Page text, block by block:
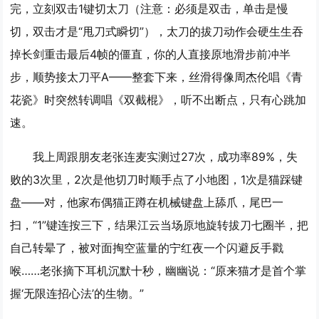
完，立刻双击1键切太刀 （注意：必须是双击，单击是慢
切，双击才是“甩刀式瞬切”），太刀的拔刀动作会硬生生吞
掉长剑重击最后4帧的僵直，你的人直接原地滑步前冲半
步，顺势接太刀平A——整套下来，丝滑得像周杰伦唱《青
花瓷》时突然转调唱《双截棍》，听不出断点，只有心跳加
速。
我上周跟朋友老张连麦实测过27次，成功率89%，失
败的3次里，2次是他切刀时顺手点了小地图，1次是猫踩键
盘——对，他家布偶猫正蹲在机械键盘上舔爪，尾巴一
扫，“1”键连按三下，结果江云当场原地旋转拔刀七圈半，把
自己转晕了，被对面掏空蓝量的宁红夜一个闪避反手戳
喉……老张摘下耳机沉默十秒，幽幽说：“原来猫才是首个掌
握‘无限连招心法’的生物。”